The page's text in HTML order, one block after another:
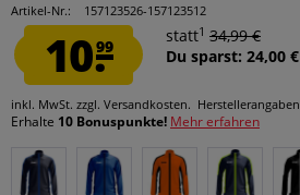
Artikel-Nr.:
157123526-157123512
10.99
statt1 34,99 €
Du sparst: 24,00 €
inkl. MwSt. zzgl. Versandkosten. Herstellerangaben
Erhalte 10 Bonuspunkte! Mehr erfahren